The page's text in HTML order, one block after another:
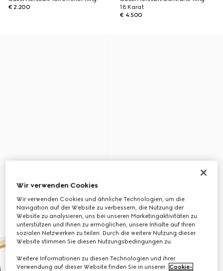
€ 2.200
18 Karat
€ 4.500
Wir verwenden Cookies
Wir verwenden Cookies und ähnliche Technologien, um die
Navigation auf der Website zu verbessern, die Nutzung der
Website zu analysieren, uns bei unseren Marketingaktivitäten zu
unterstützen und Ihnen zu ermöglichen, unsere Inhalte auf Ihren
sozialen Netzwerken zu teilen. Durch die weitere Nutzung dieser
Website stimmen Sie diesen Nutzungsbedingungen zu.
Weitere Informationen zu diesen Technologien und ihrer
Verwendung auf dieser Website finden Sie in unserer Cookie-